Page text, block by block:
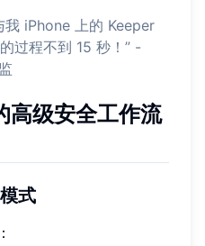
我 iPhone 上的 Keeper
过程不到 15 秒！” -
高级安全工作流
式